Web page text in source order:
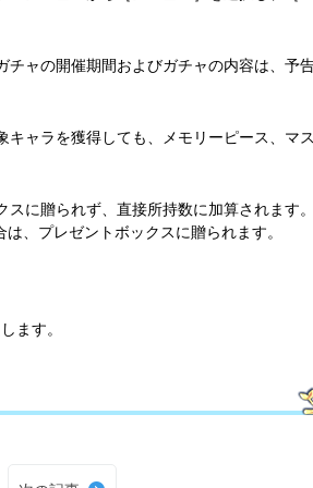
ャの開催期間およびガチャの内容は、予
ャラを獲得しても、メモリーピース、マス
に贈られず、直接所持数に加算されます。
、プレゼントボックスに贈られます。
ます。